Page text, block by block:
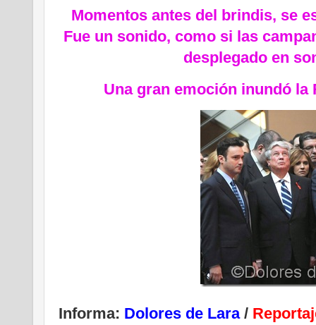
Momentos antes del brindis, se
Fue un sonido, como si las
desplegado en
Una gran emoción inundó la
Informa: Dolores de Lara/